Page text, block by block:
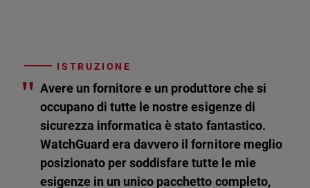
ISTRUZIONE
" Avere un fornitore e un produttore che si
occupano di tutte le nostre esigenze di
sicurezza informatica è stato fantastico.
WatchGuard era davvero il fornitore meglio
posizionato per soddisfare tutte le mie
esigenze in un unico pacchetto completo,